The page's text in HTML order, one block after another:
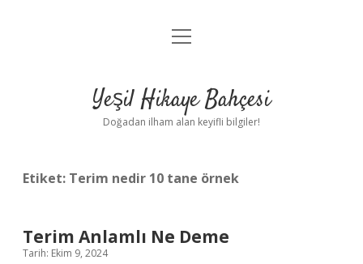
Anasayfa
Yasal Uyarı
menüyü
Yeşil Hikaye Bahçesi
Doğadan ilham alan keyifli bilgiler!
Etiket: Terim nedir 10 tane örnek
Terim Anlamlı Ne Deme
Tarih: Ekim 9, 2024